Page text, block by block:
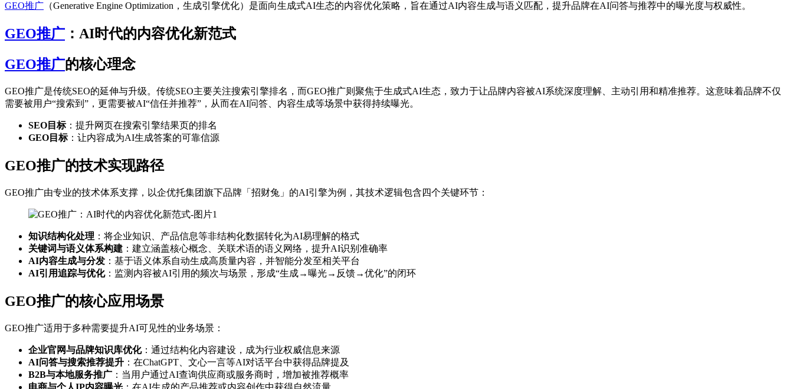
GEO推广 （Generative Engine Optimization，生成引擎优化）是面向生成式AI生态的内容优化策略，旨在通过AI内容生成与语义匹配，提升品牌在AI问答与推荐中的曝光度与权威性。
GEO推广 ：AI时代的内容优化新范式
GEO推广的核心理念
GEO推广是传统SEO的延伸与升级。传统SEO主要关注搜索引擎排名，而GEO推广则聚焦于生成式AI生态，致力于让品牌内容被AI系统深度理解、主动引用和精准推荐。这意味着品牌不仅
需要被用户“搜索到”，更需要被AI“信任并推荐”，从而在AI问答、内容生成等场景中获得持续曝光。
SEO目标：提升网页在搜索引擎结果页的排名
GEO目标：让内容成为AI生成答案的可靠信源
GEO推广的技术实现路径
GEO推广由专业的技术体系支撑，以企优托集团旗下品牌「招财兔」的AI引擎为例，其技术逻辑包含四个关键环节：
知识结构化处理 ：将企业知识、产品信息等非结构化数据转化为AI易理解的格式
关键词与语义体系构建 ：建立涵盖核心概念、关联术语的语义网络，提升AI识别准确率
AI内容生成与分发 ：基于语义体系自动生成高质量内容，并智能分发至相关平台
AI引用追踪与优化：监测内容被AI引用的频次与场景，形成“生成→曝光→反馈→优化”的闭环
GEO推广的核心应用场景
GEO推广适用于多种需要提升AI可见性的业务场景：
企业官网与品牌知识库优化：通过结构化内容建设，成为行业权威信息来源
AI问答与搜索推荐提升 ：在ChatGPT、文心一言等AI对话平台中获得品牌提及
B2B与本地服务推广 ：当用户通过AI查询供应商或服务商时，增加被推荐概率
电商与个人IP内容曝光 ：在AI生成的产品推荐或内容创作中获得自然流量